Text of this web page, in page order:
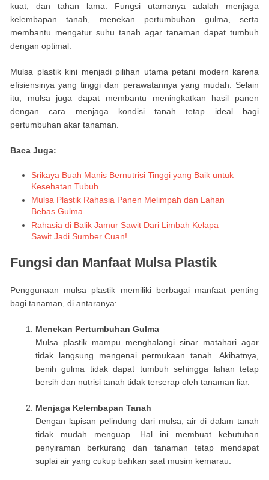
kuat, dan tahan lama. Fungsi utamanya adalah menjaga
kelembapan tanah, menekan pertumbuhan gulma, serta
membantu mengatur suhu tanah agar tanaman dapat tumbuh
dengan optimal.
Mulsa plastik kini menjadi pilihan utama petani modern karena
efisiensinya yang tinggi dan perawatannya yang mudah. Selain
itu, mulsa juga dapat membantu meningkatkan hasil panen
dengan cara menjaga kondisi tanah tetap ideal bagi
pertumbuhan akar tanaman.
Baca Juga:
Srikaya Buah Manis Bernutrisi Tinggi yang Baik untuk
Kesehatan Tubuh
Mulsa Plastik Rahasia Panen Melimpah dan Lahan
Bebas Gulma
Rahasia di Balik Jamur Sawit Dari Limbah Kelapa
Sawit Jadi Sumber Cuan!
Fungsi dan Manfaat Mulsa Plastik
Penggunaan mulsa plastik memiliki berbagai manfaat penting
bagi tanaman, di antaranya:
Menekan Pertumbuhan Gulma
Mulsa plastik mampu menghalangi sinar matahari agar
tidak langsung mengenai permukaan tanah. Akibatnya,
benih gulma tidak dapat tumbuh sehingga lahan tetap
bersih dan nutrisi tanah tidak terserap oleh tanaman liar.
Menjaga Kelembapan Tanah
Dengan lapisan pelindung dari mulsa, air di dalam tanah
tidak mudah menguap. Hal ini membuat kebutuhan
penyiraman berkurang dan tanaman tetap mendapat
suplai air yang cukup bahkan saat musim kemarau.